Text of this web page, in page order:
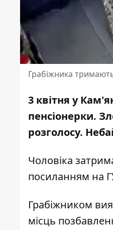
Грабіжника
3 квітня у
пенсіонерки.
розголосу.
Чоловіка
посиланням на
Грабіжником
місць